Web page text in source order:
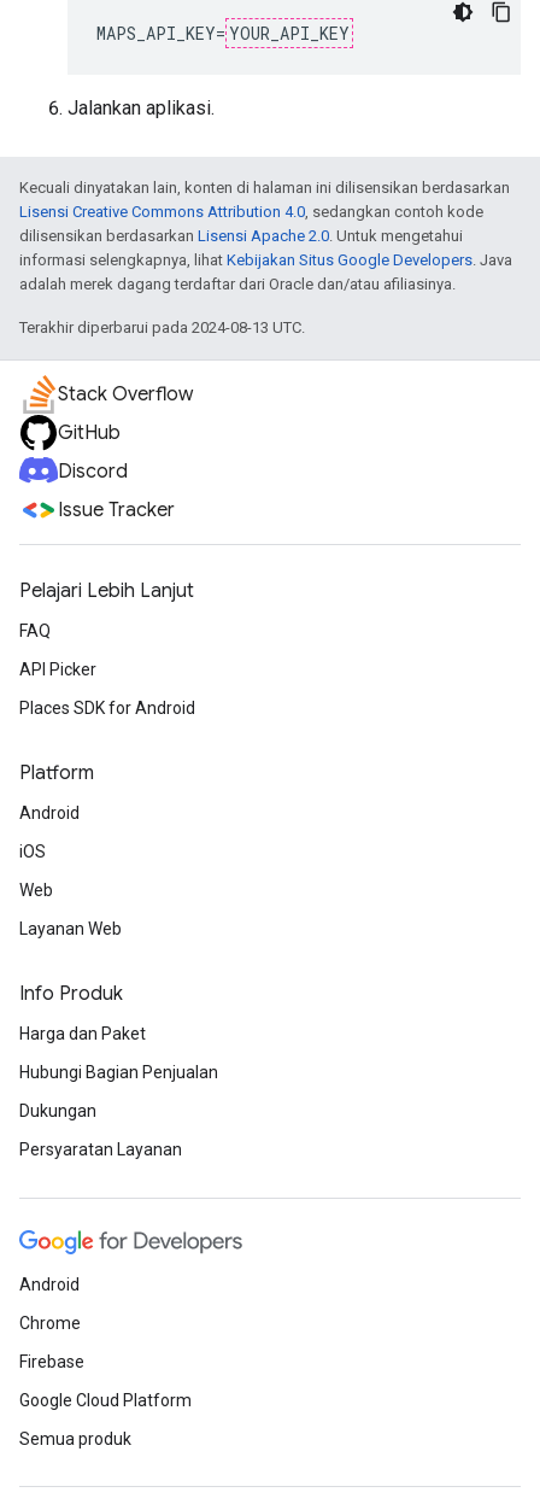
MAPS_API_KEY= YOUR_API_KEY
Jalankan aplikasi.
Kecuali dinyatakan lain, konten di halaman ini dilisensikan berdasarkan
Lisensi Creative Commons Attribution 4.0 , sedangkan contoh kode
dilisensikan berdasarkan Lisensi Apache 2.0 . Untuk mengetahui
informasi selengkapnya, lihat Kebijakan Situs Google Developers . Java
adalah merek dagang terdaftar dari Oracle dan/atau afiliasinya.
Terakhir diperbarui pada 2024-08-13 UTC.
Stack Overflow
GitHub
Discord
Issue Tracker
Pelajari Lebih Lanjut
FAQ
API Picker
Places SDK for Android
Platform
Android
iOS
Web
Layanan Web
Info Produk
Harga dan Paket
Hubungi Bagian Penjualan
Dukungan
Persyaratan Layanan
Android
Chrome
Firebase
Google Cloud Platform
Semua produk